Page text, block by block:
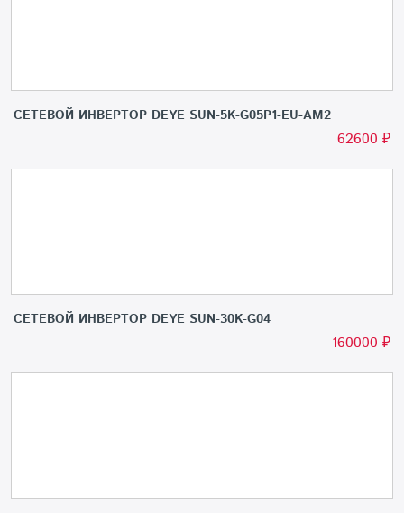
СЕТЕВОЙ ИНВЕРТОР DEYE SUN-5K-G05P1-EU-AM2
62600 ₽
СЕТЕВОЙ ИНВЕРТОР DEYE SUN-30K-G04
160000 ₽